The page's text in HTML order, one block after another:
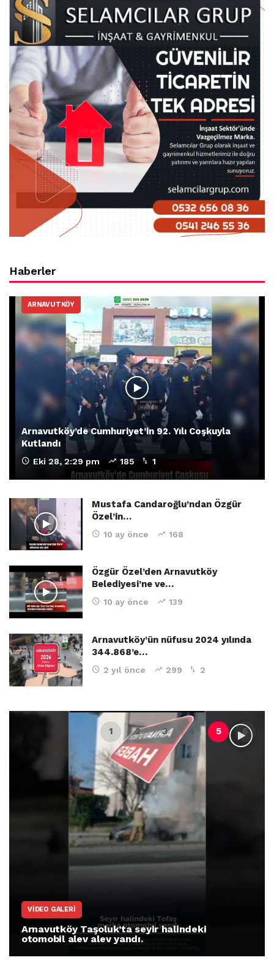
Haberler
ARNAVUTKÖY
Arnavutköy’de Cumhuriyet’in 92. Yılı Coşkuyla
Kutlandı
Eki 28, 2:29 pm 185 1
Mustafa Candaroğlu’ndan Özgür
Özel’in…
10 ay önce 168
Özgür Özel’den Arnavutköy
Belediyesi’ne ve…
10 ay önce 139
Arnavutköy’ün nüfusu 2024 yılında
344.868’e…
2 yıl önce 299 2
VIDEO GALERI
Arnavutköy Taşoluk’ta seyir halindeki
otomobil alev alev yandı.